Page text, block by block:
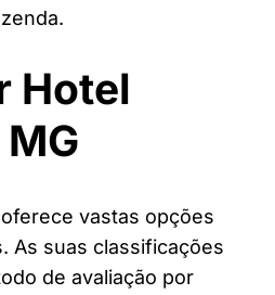
Hotel
vastas opções
As suas classificações
de avaliação por